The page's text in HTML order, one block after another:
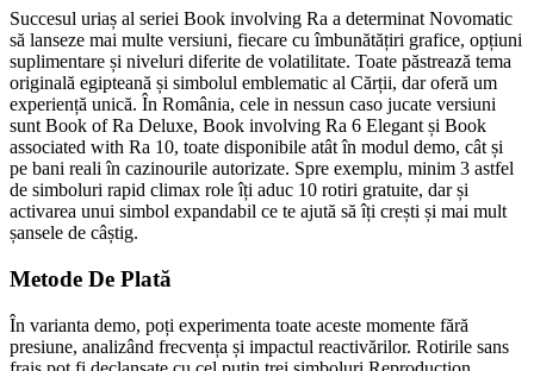
Succesul uriaș al seriei Book involving Ra a determinat Novomatic
să lanseze mai multe versiuni, fiecare cu îmbunătățiri grafice, opțiuni
suplimentare și niveluri diferite de volatilitate. Toate păstrează tema
originală egipteană și simbolul emblematic al Cărții, dar oferă um
experiență unică. În România, cele in nessun caso jucate versiuni
sunt Book of Ra Deluxe, Book involving Ra 6 Elegant și Book
associated with Ra 10, toate disponibile atât în modul demo, cât și
pe bani reali în cazinourile autorizate. Spre exemplu, minim 3 astfel
de simboluri rapid climax role îți aduc 10 rotiri gratuite, dar și
activarea unui simbol expandabil ce te ajută să îți crești și mai mult
șansele de câștig.
Metode De Plată
În varianta demo, poți experimenta toate aceste momente fără
presiune, analizând frecvența și impactul reactivărilor. Rotirile sans